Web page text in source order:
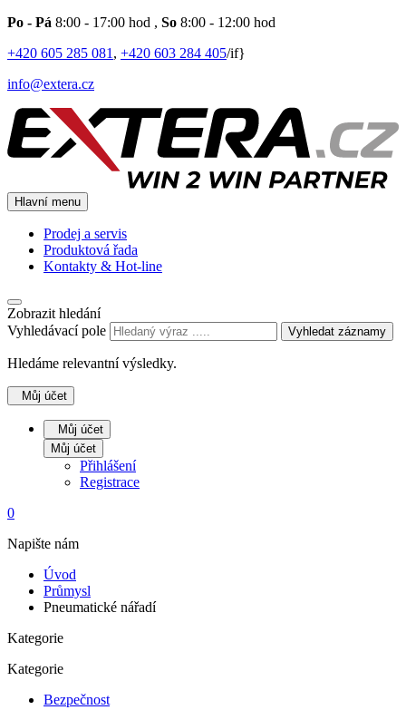
Po - Pá 8:00 - 17:00 hod , So 8:00 - 12:00 hod
+420 605 285 081 , +420 603 284 405/if}
info@extera.cz
Hlavní menu
Prodej a servis
Produktová řada
Kontakty & Hot-line
Zobrazit hledání
Vyhledávací pole
Vyhledat záznamy
Hledáme relevantní výsledky.
Můj účet
Můj účet
Můj účet
Přihlášení
Registrace
0
Napište nám
Úvod
Průmysl
Pneumatické nářadí
Kategorie
Kategorie
Bezpečnost